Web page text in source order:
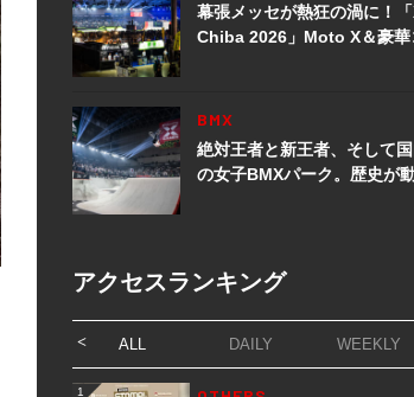
幕張メッセが熱狂の渦に！
Chiba 2026」Moto X＆豪華
BMX
絶対王者と新王者、そして
の女子BMXパーク。歴史が
アクセスランキング
ALL DAILY WEEKLY
1